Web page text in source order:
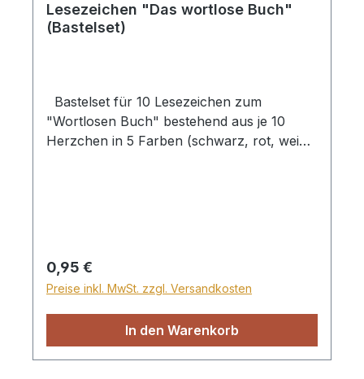
Lesezeichen "Das wortlose Buch"
(Bastelset)
Bastelset für 10 Lesezeichen zum
"Wortlosen Buch" bestehend aus je 10
Herzchen in 5 Farben (schwarz, rot, weiß,
für Kindergruppen geeignet
Regulärer Preis:
0,95 €
Preise inkl. MwSt. zzgl. Versandkosten
In den Warenkorb